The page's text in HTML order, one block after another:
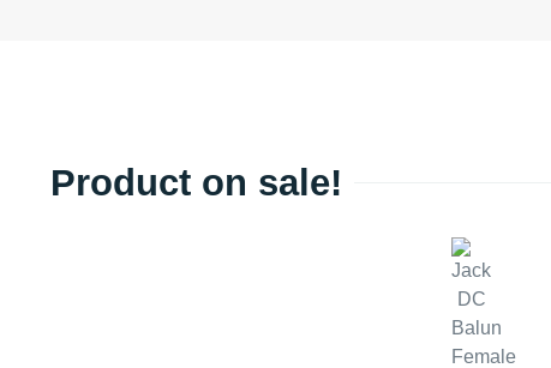
Product on sale!